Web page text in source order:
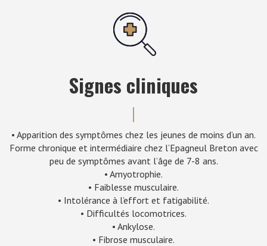
Signes cliniques
• Apparition des symptômes chez les jeunes de moins d’un an.
Forme chronique et intermédiaire chez l’Epagneul Breton avec
peu de symptômes avant l’âge de 7-8 ans.
• Amyotrophie.
• Faiblesse musculaire.
• Intolérance à l’effort et fatigabilité.
• Difficultés locomotrices.
• Ankylose.
• Fibrose musculaire.